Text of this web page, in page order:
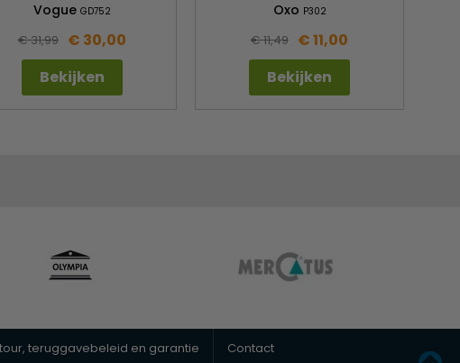
Vogue GD752
€ 31,99 € 30,00
Bekijken
Oxo P302
€ 11,49 € 11,00
Bekijken
teruggavebeleid en garantie Contact